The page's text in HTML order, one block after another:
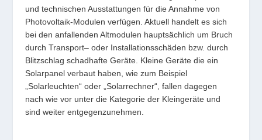
und technischen Ausstattungen für die Annahme von
Photovoltaik-Modulen verfügen. Aktuell handelt es sich
bei den anfallenden Altmodulen hauptsächlich um Bruch
durch Transport– oder Installationsschäden bzw. durch
Blitzschlag schadhafte Geräte. Kleine Geräte die ein
Solarpanel verbaut haben, wie zum Beispiel
„Solarleuchten“ oder „Solarrechner“, fallen dagegen
nach wie vor unter die Kategorie der Kleingeräte und
sind weiter entgegenzunehmen.